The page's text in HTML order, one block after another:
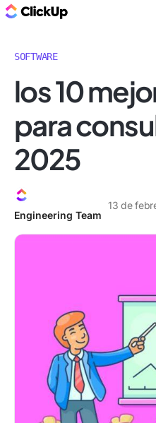
SOFTWARE
los 10
para
2025
Engineering Team
13 de